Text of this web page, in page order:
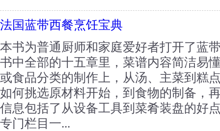
法国蓝带西餐烹饪宝典
本书为普通厨师和家庭爱好者打开了蓝
书中全部的十五章里，菜谱内容简洁易
或食品分类的制作上，从汤、主菜到糕
如何挑选原材料开始，到食物的制备，
信息包括了从设备工具到菜肴装盘的好
专门栏目一...